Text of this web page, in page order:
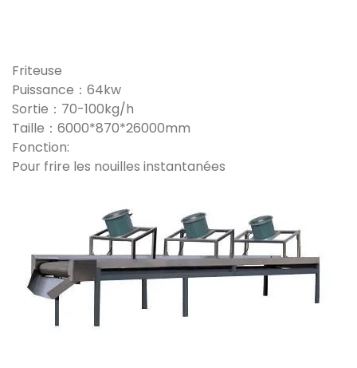
Friteuse
Puissance：64kw
Sortie：70-100kg/h
Taille：6000*870*26000mm
Fonction:
Pour frire les nouilles instantanées